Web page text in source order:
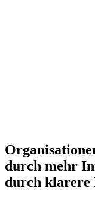
durch mehr
durch klarere